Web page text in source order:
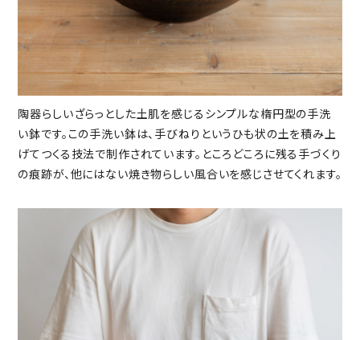
陶器らしいざらっとした土肌を感じるシンプルな楕円型の手洗
い鉢です。この手洗い鉢は、手びねりというひも状の土を積み上
げてつくる技法で制作されています。ところどころに残る手づくり
の痕跡が、他にはない焼き物らしい風合いを感じさせてくれます。